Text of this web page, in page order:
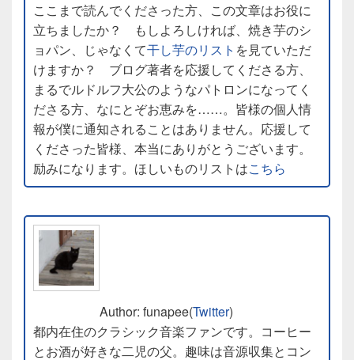
ここまで読んでくださった方、この文章はお役に
立ちましたか？ もしよろしければ、焼き芋のシ
ョパン、じゃなくて干し芋のリスト を見ていただ
けますか？ ブログ著者を応援してくださる方、
まるでルドルフ大公のようなパトロンになってく
ださる方、なにとぞお恵みを……。皆様の個人情
報が僕に通知されることはありません。応援して
くださった皆様、本当にありがとうございます。
励みになります。ほしいものリストはこちら
Author: funapee(Twitter)
都内在住のクラシック音楽ファンです。コーヒー
とお酒が好きな二児の父。趣味は音源収集とコン